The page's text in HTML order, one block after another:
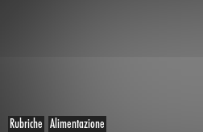
Rubriche Alimentazione